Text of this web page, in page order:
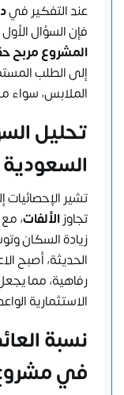
عند التفكير في
فإن السؤال
المشروع مربح
إلى الطلب
الملابس، سواء
تحليل
السعودية
تشير
تجاوزالألفات،
زيادة السكان
الحديثة، أصبح
رفاهية، مما
الاستثمارية
في